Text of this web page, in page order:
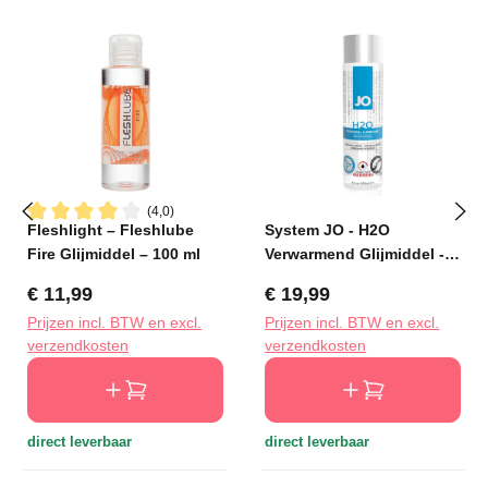
(4,0)
Gemiddelde waardering van 3.9 van 5 sterren
Fleshlight – Fleshlube
Fire Glijmiddel – 100 ml
Normale prijs:
€ 11,99
Prijzen incl. BTW en excl.
verzendkosten
direct leverbaar
System JO - H2O
Verwarmend Glijmiddel -
Normale prijs:
€ 19,99
Prijzen incl. BTW en excl.
verzendkosten
direct leverbaar